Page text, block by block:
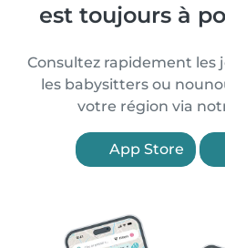
est toujours à
Consultez rapidement les
les babysitters ou
votre région via
App Store